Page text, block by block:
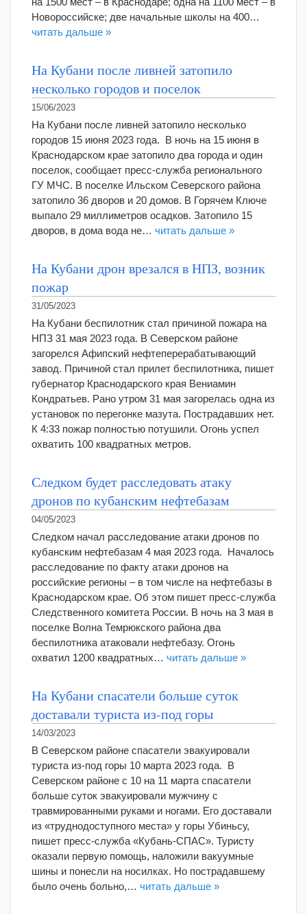
Новороссийске; две начальные школы на 400…
читать дальше »
На Кубани после ливней затопило
несколько городов и поселок
15/06/2023
На Кубани после ливней затопило несколько
городов 15 июня 2023 года. В ночь на 15 июня в
Краснодарском крае затопило два города и один
поселок, сообщает пресс-служба регионального
ГУ МЧС. В поселке Ильском Северского района
затопило 36 дворов и 20 домов. В Горячем Ключе
выпало 29 миллиметров осадков. Затопило 15
дворов, в дома вода не… читать дальше »
На Кубани дрон врезался в НПЗ, возник
пожар
31/05/2023
На Кубани беспилотник стал причиной пожара на
НПЗ 31 мая 2023 года. В Северском районе
загорелся Афипский нефтеперерабатывающий
завод. Причиной стал прилет беспилотника, пишет
губернатор Краснодарского края Вениамин
Кондратьев. Рано утром 31 мая загорелась одна из
установок по перегонке мазута. Пострадавших нет.
К 4:33 пожар полностью потушили. Огонь успел
охватить 100 квадратных метров.
Следком будет расследовать атаку
дронов по кубанским нефтебазам
04/05/2023
Следком начал расследование атаки дронов по
кубанским нефтебазам 4 мая 2023 года. Началось
расследование по факту атаки дронов на
российские регионы – в том числе на нефтебазы в
Краснодарском крае. Об этом пишет пресс-служба
Следственного комитета России. В ночь на 3 мая в
поселке Волна Темрюкского района два
беспилотника атаковали нефтебазу. Огонь
охватил 1200 квадратных… читать дальше »
На Кубани спасатели больше суток
доставали туриста из-под горы
14/03/2023
В Северском районе спасатели эвакуировали
туриста из-под горы 10 марта 2023 года. В
Северском районе с 10 на 11 марта спасатели
больше суток эвакуировали мужчину с
травмированными руками и ногами. Его доставали
из «труднодоступного места» у горы Убиньсу,
пишет пресс-служба «Кубань-СПАС». Туристу
оказали первую помощь, наложили вакуумные
шины и понесли на носилках. Но пострадавшему
было очень больно,… читать дальше »